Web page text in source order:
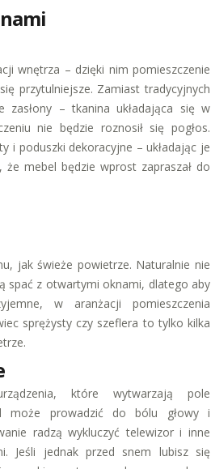
wnętrza – dzięki nim pomieszczenie
przytulniejsze. Zamiast tradycyjnych
– tkanina układająca się w
nie będzie roznosił się pogłos.
i poduszki dekoracyjne – układając je
mebel będzie wprost zapraszał do
jak świeże powietrze. Naturalnie nie
spać z otwartymi oknami, dlatego aby
w aranżacji pomieszczenia
sprężysty czy szeflera to tylko kilka
które wytwarzają pole
może prowadzić do bólu głowy i
radzą wykluczyć telewizor i inne
Jeśli jednak przed snem lubisz się